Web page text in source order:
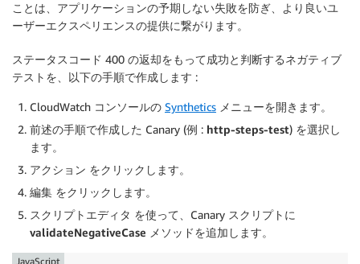
ことは、アプリケーションの予期しない失敗を防ぎ、より良いユ
ーザーエクスペリエンスの提供に繋がります。
ステータスコード 400 の返却をもって成功と判断するネガティブ
テストを、以下の手順で作成します :
CloudWatch コンソールの Synthetics メニューを開きます。
前述の手順で作成した Canary (例 : http-steps-test) を選択し
ます。
アクション をクリックします。
編集 をクリックします。
スクリプトエディタ を使って、Canary スクリプトに
validateNegativeCase メソッドを追加します。
JavaScript